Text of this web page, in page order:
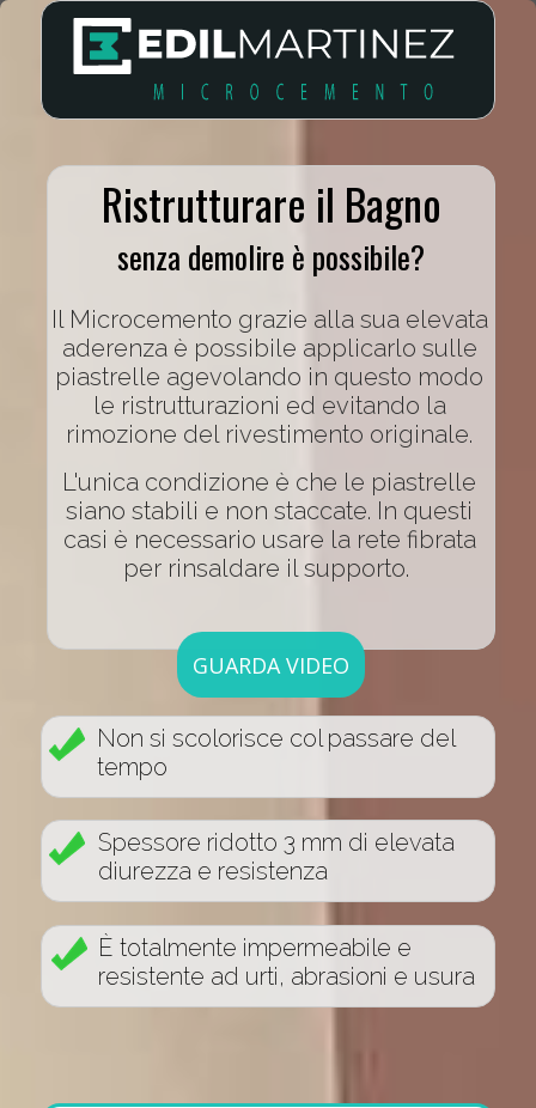
Ristrutturare il Bagno
Il Microcemento grazie alla sua elevata
aderenza è possibile applicarlo sulle
piastrelle agevolando in questo modo
le ristrutturazioni ed evitando la
rimozione del rivestimento originale.
L'unica condizione è che le piastrelle
siano stabili e non staccate. In questi
casi è necessario usare la rete fibrata
per rinsaldare il supporto.
GUARDA VIDEO
senza demolire è possibile?
Non si scolorisce col passare del
tempo
Spessore ridotto 3 mm di elevata
diurezza e resistenza
È totalmente impermeabile e
resistente ad urti, abrasioni e usura